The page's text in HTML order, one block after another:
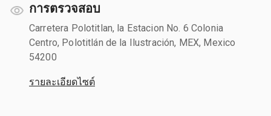
การตรวจสอบ
Carretera Polotitlan, la Estacion No. 6 Colonia
Centro, Polotitlán de la Ilustración, MEX, Mexico
54200
รายละเอียดไซต์